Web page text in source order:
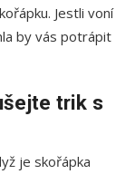
Jestli voní
by vás potrápit
trik s
je skořápka